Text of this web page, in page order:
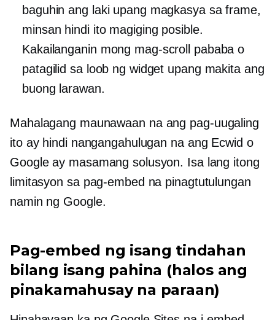
baguhin ang laki upang magkasya sa frame,
minsan hindi ito magiging posible.
Kakailanganin mong mag-scroll pababa o
patagilid sa loob ng widget upang makita ang
buong larawan.
Mahalagang maunawaan na ang pag-uugaling
ito ay hindi nangangahulugan na ang Ecwid o
Google ay masamang solusyon. Isa lang itong
limitasyon sa pag-embed na pinagtutulungan
namin ng Google.
Pag-embed ng isang tindahan
bilang isang pahina (halos ang
pinakamahusay na paraan)